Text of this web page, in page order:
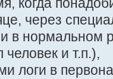
через
в нормальном
человек и т.п.),
логи в